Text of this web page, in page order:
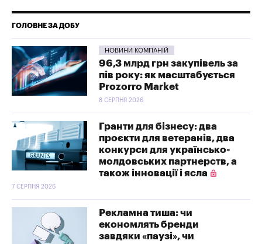
ГОЛОВНЕ ЗА ДОБУ
НОВИНИ КОМПАНІЙ
96,3 млрд грн закупівель за
пів року: як масштабується
Prozorro Market
8 СЕРПНЯ 2026
Гранти для бізнесу: два
проєкти для ветеранів, два
конкурси для українсько-
молдовських партнерств, а
також інновації і ясла
7 СЕРПНЯ 2026
Рекламна тиша: чи
економлять бренди
завдяки «паузі», чи